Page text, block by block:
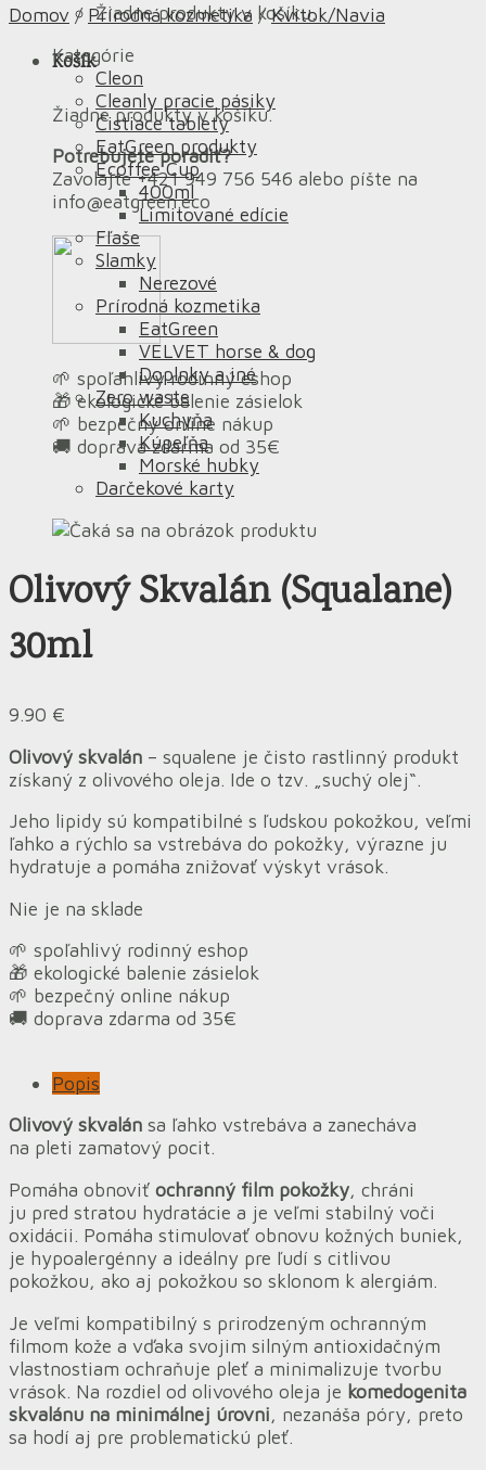
Žiadne produkty v košíku.
Košík
Žiadne produkty v košíku.
Potrebujete poradiť?
Zavolajte +421 949 756 546 alebo píšte na
info@eatgreen.eco
🌱 spoľahlivý rodinný eshop
🎁 ekologické balenie zásielok
🌱 bezpečný online nákup
🚚 doprava zdarma od 35€
Domov / Prírodná kozmetika / Kvitok/Navia
Kategórie
Cleon
Cleanly pracie pásiky
Čistiace tablety
EatGreen produkty
Ecoffee Cup
400ml
Limitované edície
Fľaše
Slamky
Nerezové
Prírodná kozmetika
EatGreen
VELVET horse & dog
Doplnky a iné
Zero waste
Kuchyňa
Kúpeľňa
Morské hubky
Darčekové karty
Olivový Skvalán (Squalane)
30ml
9.90 €
Olivový skvalán – squalene je čisto rastlinný produkt
získaný z olivového oleja. Ide o tzv. „suchý olej“.
Jeho lipidy sú kompatibilné s ľudskou pokožkou, veľmi
ľahko a rýchlo sa vstrebáva do pokožky, výrazne ju
hydratuje a pomáha znižovať výskyt vrások.
Nie je na sklade
🌱 spoľahlivý rodinný eshop
🎁 ekologické balenie zásielok
🌱 bezpečný online nákup
🚚 doprava zdarma od 35€
Popis
Olivový skvalán sa ľahko vstrebáva a zanecháva
na pleti zamatový pocit.
Pomáha obnoviť ochranný film pokožky, chráni
ju pred stratou hydratácie a je veľmi stabilný voči
oxidácii. Pomáha stimulovať obnovu kožných buniek,
je hypoalergénny a ideálny pre ľudí s citlivou
pokožkou, ako aj pokožkou so sklonom k alergiám.
Je veľmi kompatibilný s prirodzeným ochranným
filmom kože a vďaka svojim silným antioxidačným
vlastnostiam ochraňuje pleť a minimalizuje tvorbu
vrások. Na rozdiel od olivového oleja je komedogenita
skvalánu na minimálnej úrovni, nezanáša póry, preto
sa hodí aj pre problematickú pleť.